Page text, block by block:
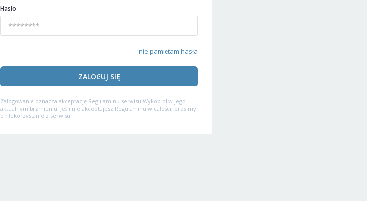
Hasło
nie pamiętam hasła
ZALOGUJ SIĘ
Zalogowanie oznacza akceptację Regulaminu serwisu Wykop.pl w jego
aktualnym brzmieniu. Jeśli nie akceptujesz Regulaminu w całości, prosimy
o niekorzystanie z serwisu.